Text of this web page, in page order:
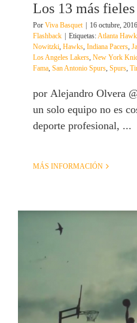
Los 13 más
Por Viva Basquet 16 octubre, 2016
Flashback
Etiquetas:Atlanta
Nowitzki, Hawks, Indiana Pacers,
Los Angeles Lakers, New York
Fama, San Antonio Spurs, Spurs,
por Alejandro Olvera
un solo equipo no es
deporte profesional, ...
MÁS INFORMACIÓN